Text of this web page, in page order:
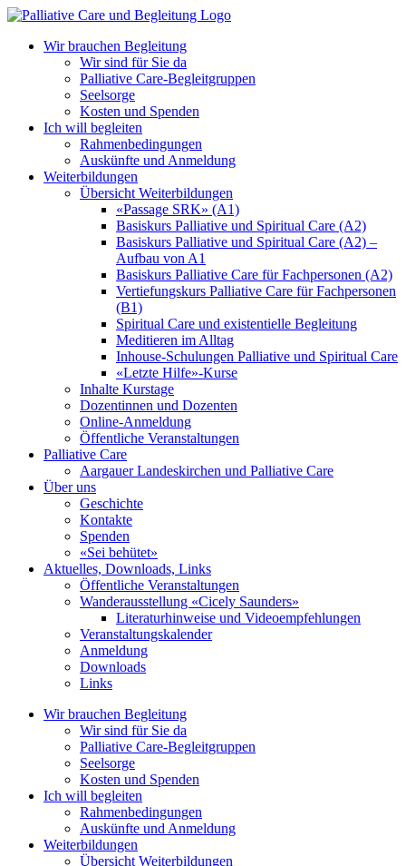
Zum
springenWir brauchen Begleitung
Wir sind für Sie da
Palliative Care-Begleitgruppen
Seelsorge
Kosten und Spenden
Ich will begleiten
Rahmenbedingungen
Auskünfte und Anmeldung
Weiterbildungen
Übersicht Weiterbildungen
«Passage SRK» (A1)
Basiskurs Palliative und Spiritual Care (A2)
Basiskurs Palliative und Spiritual Care (A2) –
Aufbau von A1
Basiskurs Palliative Care für Fachpersonen (A2)
Vertiefungskurs Palliative Care für Fachpersonen
(B1)
Spiritual Care und existentielle Begleitung
Meditieren im Alltag
Inhouse-Schulungen Palliative und Spiritual Care
«Letzte Hilfe»-Kurse
Inhalte Kurstage
Dozentinnen und Dozenten
Online-Anmeldung
Öffentliche Veranstaltungen
Palliative Care
Aargauer Landeskirchen und Palliative Care
Über uns
Geschichte
Kontakte
Spenden
«Sei behütet»
Aktuelles, Downloads, Links
Öffentliche Veranstaltungen
Wanderausstellung «Cicely Saunders»
Literaturhinweise und Videoempfehlungen
Veranstaltungskalender
Anmeldung
Downloads
Links
Wir brauchen Begleitung
Wir sind für Sie da
Palliative Care-Begleitgruppen
Seelsorge
Kosten und Spenden
Ich will begleiten
Rahmenbedingungen
Auskünfte und Anmeldung
Weiterbildungen
Übersicht Weiterbildungen